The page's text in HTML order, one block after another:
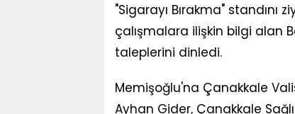
"Sigarayı Bırakma"
çalışmalara ilişkin bilgi alan
taleplerini dinledi.
Memişoğlu'na Çanakkale
Ayhan Gider, Çanakkale